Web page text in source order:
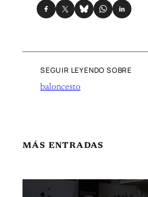
SEGUIR LEYENDO SOBRE
baloncesto
MÁS ENTRADAS